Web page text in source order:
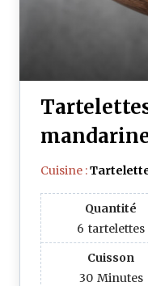
Cuisine :
Quantité
6 tartelettes
Cuisson
30 Minutes